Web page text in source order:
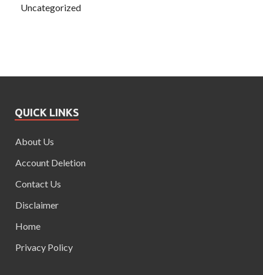
Uncategorized
QUICK LINKS
About Us
Account Deletion
Contact Us
Disclaimer
Home
Privacy Policy